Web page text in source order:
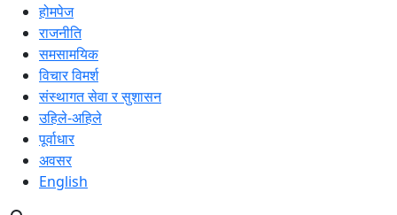
होमपेज
राजनीति
समसामयिक
विचार विमर्श
संस्थागत सेवा र सुशासन
उहिले-अहिले
पूर्वाधार
अवसर
English